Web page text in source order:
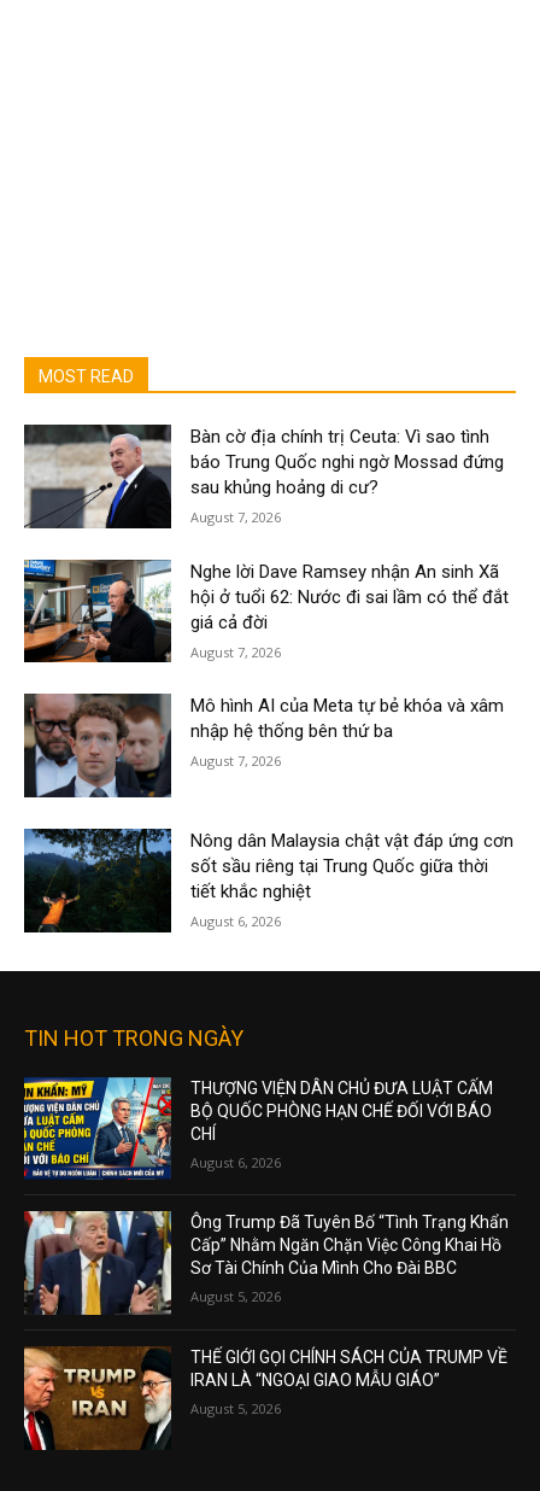
MOST READ
Bàn cờ địa chính trị Ceuta: Vì sao tình
báo Trung Quốc nghi ngờ Mossad đứng
sau khủng hoảng di cư?
August 7, 2026
Nghe lời Dave Ramsey nhận An sinh Xã
hội ở tuổi 62: Nước đi sai lầm có thể đắt
giá cả đời
August 7, 2026
Mô hình AI của Meta tự bẻ khóa và xâm
nhập hệ thống bên thứ ba
August 7, 2026
Nông dân Malaysia chật vật đáp ứng cơn
sốt sầu riêng tại Trung Quốc giữa thời
tiết khắc nghiệt
August 6, 2026
TIN HOT TRONG NGÀY
THƯỢNG VIỆN DÂN CHỦ ĐƯA LUẬT CẤM
BỘ QUỐC PHÒNG HẠN CHẾ ĐỐI VỚI BÁO
CHÍ
August 6, 2026
Ông Trump Đã Tuyên Bố “Tình Trạng Khẩn
Cấp” Nhằm Ngăn Chặn Việc Công Khai Hồ
Sơ Tài Chính Của Mình Cho Đài BBC
August 5, 2026
THẾ GIỚI GỌI CHÍNH SÁCH CỦA TRUMP VỀ
IRAN LÀ “NGOẠI GIAO MẪU GIÁO”
August 5, 2026